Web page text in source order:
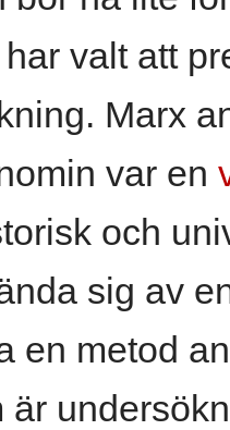
valt att
Marx
var en
och
sig av
en metod
är